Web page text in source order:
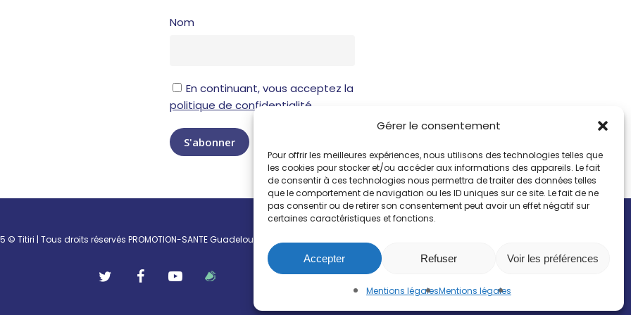
Gérer le consentement
Pour offrir les meilleures expériences, nous utilisons des technologies telles que
les cookies pour stocker et/ou accéder aux informations des appareils. Le fait
de consentir à ces technologies nous permettra de traiter des données telles
que le comportement de navigation ou les ID uniques sur ce site. Le fait de ne
pas consentir ou de retirer son consentement peut avoir un effet négatif sur
certaines caractéristiques et fonctions.
Accepter Refuser Voir les préférences
Mentions légalesMentions légales
Nom
En continuant, vous acceptez la
politique de confidentialité
© Titiri | Tous droits réservés PROMOTION-SANTE Guadeloupe
twitter facebookyoutube RSS